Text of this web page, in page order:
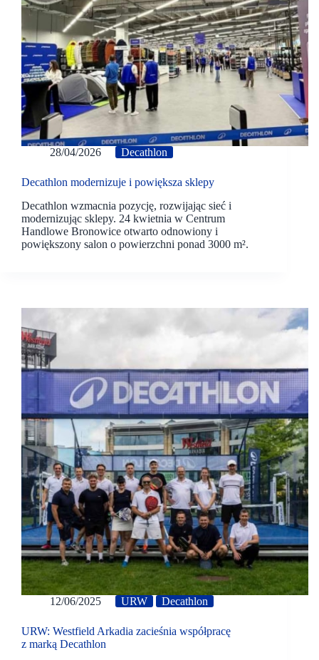
28/04/2026 Decathlon
Decathlon modernizuje i powiększa sklepy
Decathlon wzmacnia pozycję, rozwijając sieć i
modernizując sklepy. 24 kwietnia w Centrum
Handlowe Bronowice otwarto odnowiony i
powiększony salon o powierzchni ponad 3000 m².
12/06/2025 URW Decathlon
URW: Westfield Arkadia zacieśnia współpracę
z marką Decathlon